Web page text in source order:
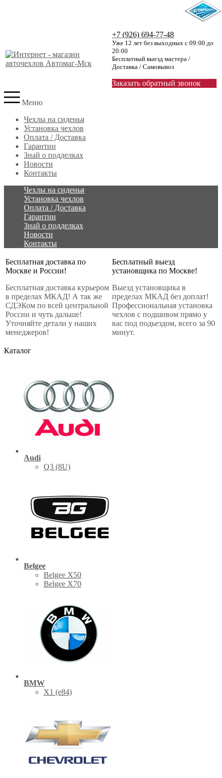
+7 (926) 694-77-48
Уже 12 лет без выходных с 09:00 до
20:00
Бесплатный выезд мастера /
Доставка / Самовывоз
Заказать обратный звонок
Меню
Чехлы на сиденья
Установка чехлов
Оплата / Доставка
Гарантии
Знай о подделках
Новости
Контакты
Чехлы на сиденья
Установка чехлов
Оплата / Доставка
Гарантии
Знай о подделках
Новости
Контакты
Бесплатная доставка по
Москве и России!
Бесплатная доставка курьером
в пределах МКАД! А так же
СДЭКом по всей центральной
России и чуть дальше!
Уточняйте детали у наших
менеджеров!
Бесплатный выезд
установщика по Москве!
Выезд установщика в
пределах МКАД без доплат!
Профессиональная установка
чехлов с подшивом прямо у
вас под подьездом, всего за 90
минут.
Каталог
Audi
Q3 (8U)
Belgee
Belgee X50
Belgee X70
BMW
X1 (е84)